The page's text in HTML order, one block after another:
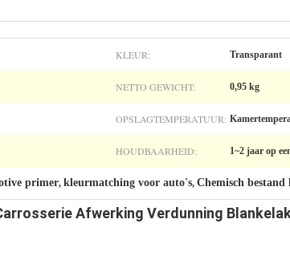
KLEUR: Transparant
NETTO GEWICHT: 0,95 kg
OPSLAGTEMPERATUUR:
HOUDBAARHEID: 1~2 jaar op
primer, kleurmatching voor auto's, Chemisch
Afwerking Verdunning